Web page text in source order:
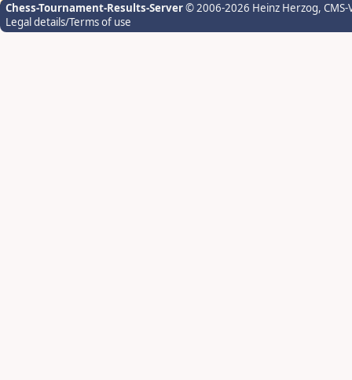
Chess-Tournament-Results-Server© 2006-2026 Heinz Herzog,
Legal details/Terms of use